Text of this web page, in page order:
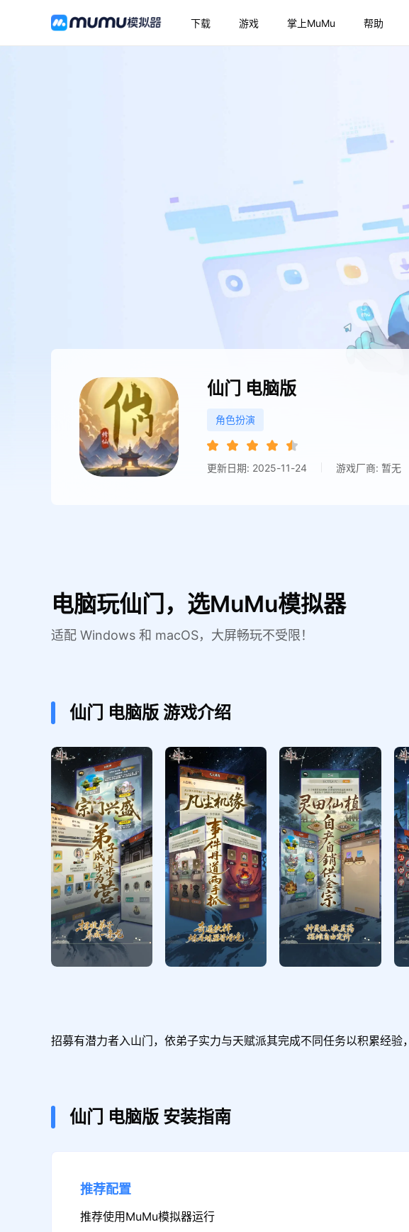
下载 游戏 掌上MuMu 帮助
仙门 电脑版
角色扮演
更新日期: 2025-11-24 游戏厂商: 暂无
电脑玩仙门，选MuMu模拟器
适配 Windows 和 macOS，大屏畅玩不受限！
仙门 电脑版 游戏介绍
招募有潜力者入山门，依弟子实力与天赋派其完成不同任务以积累经
仙门 电脑版 安装指南
推荐配置
推荐使用MuMu模拟器运行